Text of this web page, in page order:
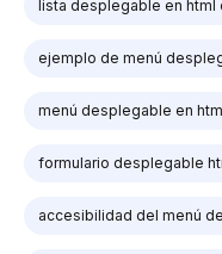
lista desplegable en html
ejemplo de menú
menú desplegable en
formulario desplegable
accesibilidad del menú